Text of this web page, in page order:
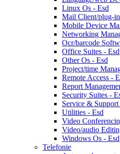
Linux Os - Esd
Mail Client/plug-
Mobile Device
Networking
Ocr/barcode
Office Suites - Esd
Other Os - Esd
Project/time
Remote Access -
Report
Security Suites -
Service & Support
Utilities - Esd
Video
Video/audio
Windows Os - Esd
Telefonie